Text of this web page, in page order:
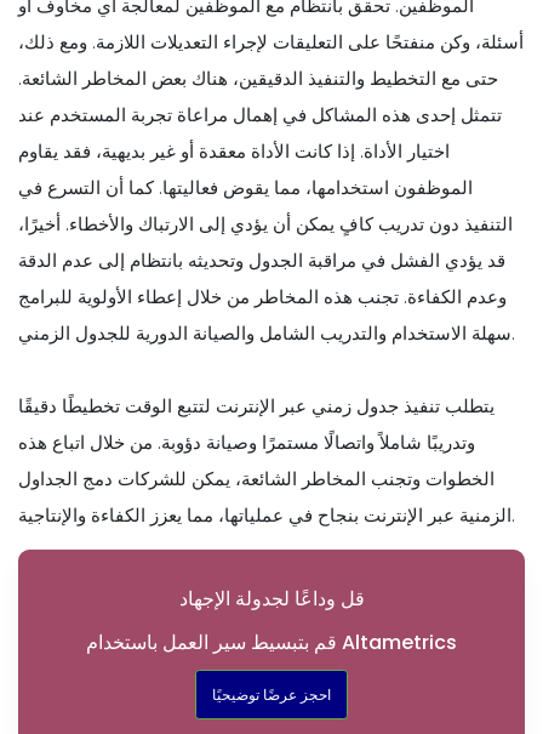
الموظفين. تحقق بانتظام مع الموظفين لمعالجة أي مخاوف أو
أسئلة، وكن منفتحًا على التعليقات لإجراء التعديلات اللازمة. ومع ذلك،
حتى مع التخطيط والتنفيذ الدقيقين، هناك بعض المخاطر الشائعة.
تتمثل إحدى هذه المشاكل في إهمال مراعاة تجربة المستخدم عند
اختيار الأداة. إذا كانت الأداة معقدة أو غير بديهية، فقد يقاوم
الموظفون استخدامها، مما يقوض فعاليتها. كما أن التسرع في
التنفيذ دون تدريب كافٍ يمكن أن يؤدي إلى الارتباك والأخطاء. أخيرًا،
قد يؤدي الفشل في مراقبة الجدول وتحديثه بانتظام إلى عدم الدقة
وعدم الكفاءة. تجنب هذه المخاطر من خلال إعطاء الأولوية للبرامج
سهلة الاستخدام والتدريب الشامل والصيانة الدورية للجدول الزمني.
يتطلب تنفيذ جدول زمني عبر الإنترنت لتتبع الوقت تخطيطًا دقيقًا
وتدريبًا شاملاً واتصالًا مستمرًا وصيانة دؤوبة. من خلال اتباع هذه
الخطوات وتجنب المخاطر الشائعة، يمكن للشركات دمج الجداول
الزمنية عبر الإنترنت بنجاح في عملياتها، مما يعزز الكفاءة والإنتاجية.
قل وداعًا لجدولة الإجهاد
قم بتبسيط سير العمل باستخدام Altametrics
احجز عرضًا توضيحيًا